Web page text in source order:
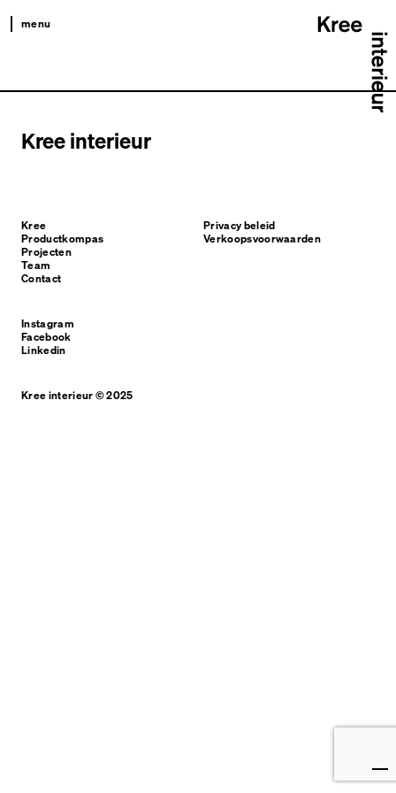
menu
productkompas
Kree interieur
Kree
Productkompas
Projecten
Team
Contact
Privacy beleid
Verkoopsvoorwaarden
Instagram
Facebook
Linkedin
Kree interieur © 2025